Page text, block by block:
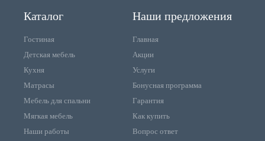
Каталог
Гостиная
Детская мебель
Кухня
Матрасы
Мебель для спальни
Мягкая мебель
Наши работы
Наши предложения
Главная
Акции
Услуги
Бонусная программа
Гарантия
Как купить
Вопрос ответ